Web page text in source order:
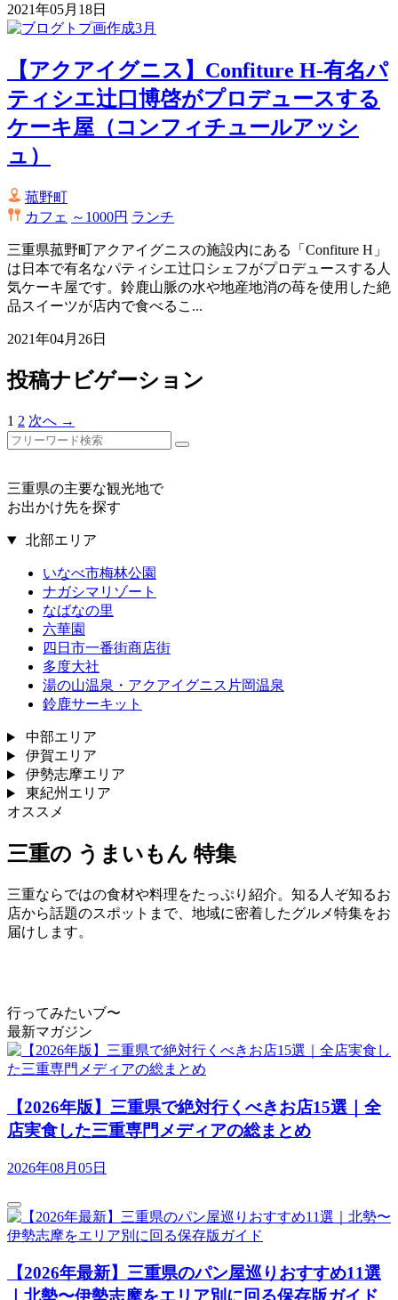
2021年05月18日
【アクアイグニス】Confiture H-有名パ
ティシエ辻口博啓がプロデュースする
ケーキ屋（コンフィチュールアッシ
ュ）
菰野町
カフェ ～1000円 ランチ
三重県菰野町アクアイグニスの施設内にある「Confiture H」
は日本で有名なパティシエ辻口シェフがプロデュースする人
気ケーキ屋です。鈴鹿山脈の水や地産地消の苺を使用した絶
品スイーツが店内で食べるこ...
2021年04月26日
投稿ナビゲーション
1 2 次へ →
三重県の主要な観光地で
お出かけ先を探す
北部エリア
いなべ市梅林公園
ナガシマリゾート
なばなの里
六華園
四日市一番街商店街
多度大社
湯の山温泉・アクアイグニス片岡温泉
鈴鹿サーキット
中部エリア
伊賀エリア
伊勢志摩エリア
東紀州エリア
オススメ
三重の うまいもん 特集
三重ならではの食材や料理をたっぷり紹介。知る人ぞ知るお
店から話題のスポットまで、地域に密着したグルメ特集をお
届けします。
行ってみたいブ〜
最新マガジン
【2026年版】三重県で絶対行くべきお店15選｜全
店実食した三重専門メディアの総まとめ
2026年08月05日
【2026年最新】三重県のパン屋巡りおすすめ11選